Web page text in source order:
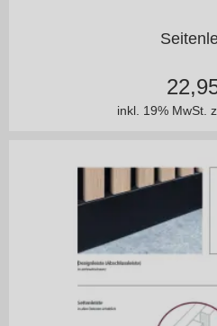
inkl. 19% MwSt.